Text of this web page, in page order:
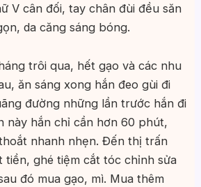
V cân đối, tay chân đùi đều săn
da căng sáng bóng.
trôi qua, hết gạo và các nhu
ăn sáng xong hắn đeo gùi đi
đường những lần trước hắn đi
này hắn chỉ cần hơn 60 phút,
nhanh nhẹn. Đến thị trấn
tiền, ghé tiệm cắt tóc chỉnh sửa
đó mua gạo, mì. Mua thêm